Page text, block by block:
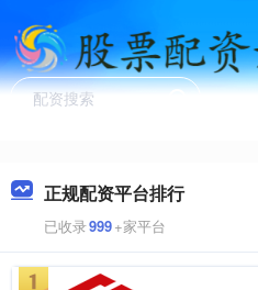
正规配资平台排行
已收录999+家平台